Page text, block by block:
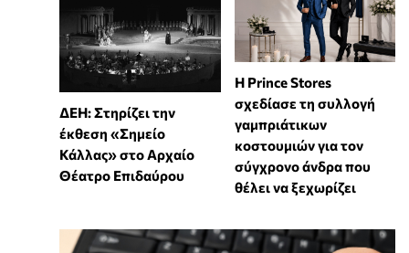
ΔΕΗ: Στηρίζει την
έκθεση «Σημείο
Κάλλας» στο Αρχαίο
Θέατρο Επιδαύρου
Η Prince Stores
σχεδίασε τη συλλογή
γαμπριάτικων
κοστουμιών για τον
σύγχρονο άνδρα που
θέλει να ξεχωρίζει